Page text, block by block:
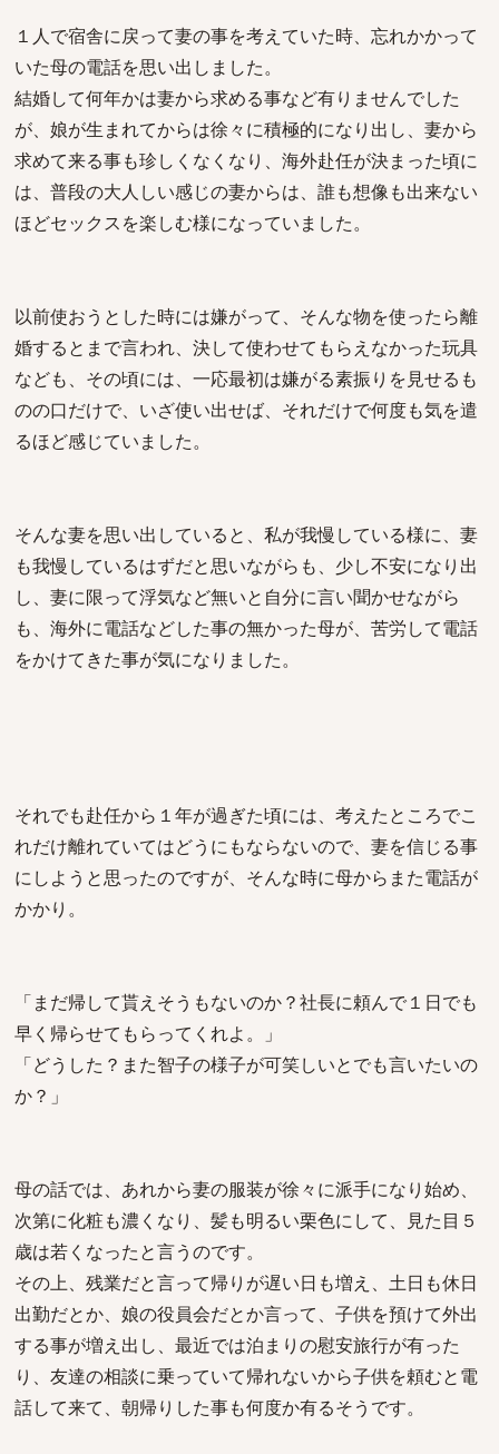
１人で宿舎に戻って妻の事を考えていた時、忘れかかって
いた母の電話を思い出しました。
結婚して何年かは妻から求める事など有りませんでした
が、娘が生まれてからは徐々に積極的になり出し、妻から
求めて来る事も珍しくなくなり、海外赴任が決まった頃に
は、普段の大人しい感じの妻からは、誰も想像も出来ない
ほどセックスを楽しむ様になっていました。
以前使おうとした時には嫌がって、そんな物を使ったら離
婚するとまで言われ、決して使わせてもらえなかった玩具
なども、その頃には、一応最初は嫌がる素振りを見せるも
のの口だけで、いざ使い出せば、それだけで何度も気を遣
るほど感じていました。
そんな妻を思い出していると、私が我慢している様に、妻
も我慢しているはずだと思いながらも、少し不安になり出
し、妻に限って浮気など無いと自分に言い聞かせながら
も、海外に電話などした事の無かった母が、苦労して電話
をかけてきた事が気になりました。
それでも赴任から１年が過ぎた頃には、考えたところでこ
れだけ離れていてはどうにもならないので、妻を信じる事
にしようと思ったのですが、そんな時に母からまた電話が
かかり。
「まだ帰して貰えそうもないのか？社長に頼んで１日でも
早く帰らせてもらってくれよ。」
「どうした？また智子の様子が可笑しいとでも言いたいの
か？」
母の話では、あれから妻の服装が徐々に派手になり始め、
次第に化粧も濃くなり、髪も明るい栗色にして、見た目５
歳は若くなったと言うのです。
その上、残業だと言って帰りが遅い日も増え、土日も休日
出勤だとか、娘の役員会だとか言って、子供を預けて外出
する事が増え出し、最近では泊まりの慰安旅行が有った
り、友達の相談に乗っていて帰れないから子供を頼むと電
話して来て、朝帰りした事も何度か有るそうです。